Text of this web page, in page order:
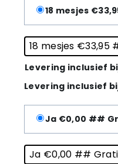
18 mesjes
18 mesjes €33,95
Levering inclusief
Levering inclusief
Ja €0,00 ##
Ja €0,00 ##